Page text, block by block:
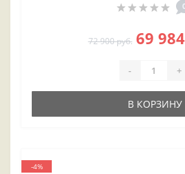
72 900 руб. 69
- +
В КОРЗИНУ
-4%